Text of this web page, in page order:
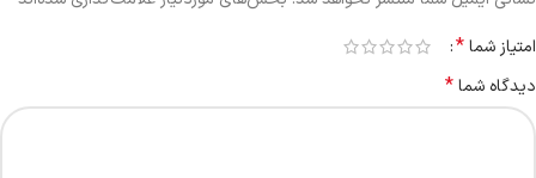
امتیاز شما*
دیدگاه شما*